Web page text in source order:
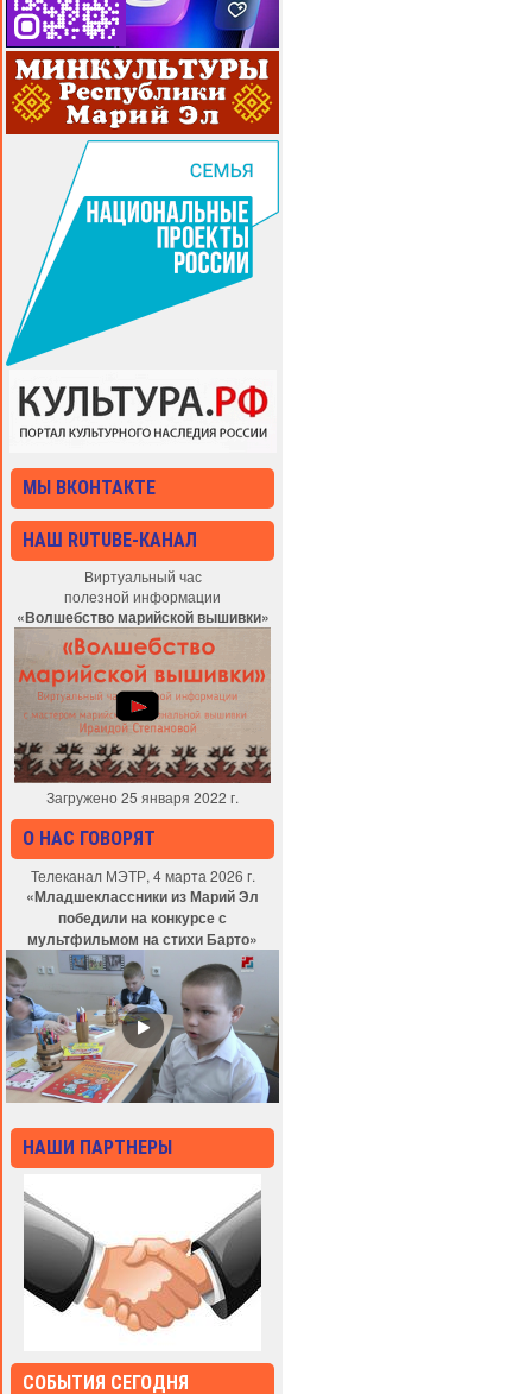
МЫ ВКОНТАКТЕ
НАШ RUTUBE-КАНАЛ
Виртуальный час
полезной информации
«Волшебство марийской вышивки»
Загружено 25 января 2022 г.
О НАС ГОВОРЯТ
Телеканал МЭТР, 4 марта 2026 г.
«Младшеклассники из Марий Эл
победили на конкурсе с
мультфильмом на стихи Барто»
НАШИ ПАРТНЕРЫ
СОБЫТИЯ СЕГОДНЯ